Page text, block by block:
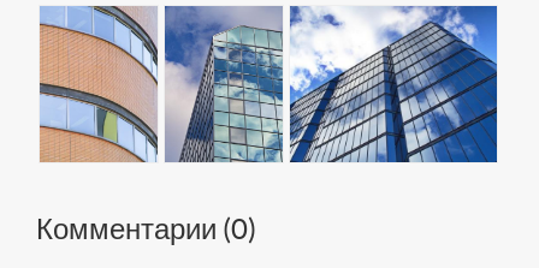
Комментарии (0)